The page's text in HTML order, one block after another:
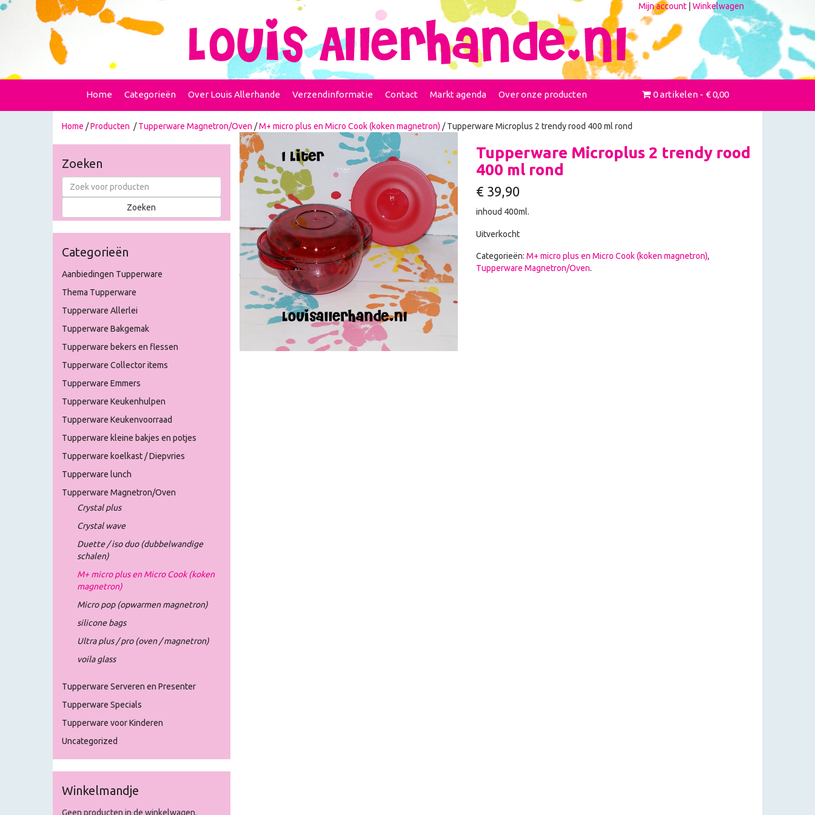
Mijn account Winkelwagen
Home Categorieën Over Louis Allerhande Verzendinformatie Contact Markt agenda Over onze producten 0 artikelen € 0,00
Home /Producten /Tupperware Magnetron/Oven /M+ micro plus en Micro Cook (koken magnetron) / Tupperware Microplus 2 trendy rood 400 ml rond
Zoeken
Categorieën
Aanbiedingen Tupperware
Thema Tupperware
Tupperware Allerlei
Tupperware Bakgemak
Tupperware bekers en flessen
Tupperware Collector items
Tupperware Emmers
Tupperware Keukenhulpen
Tupperware Keukenvoorraad
Tupperware kleine bakjes en potjes
Tupperware koelkast / Diepvries
Tupperware lunch
Tupperware Magnetron/Oven
Crystal plus
Crystal wave
Duette / iso duo (dubbelwandige
schalen)
M+ micro plus en Micro Cook (koken
magnetron)
Micro pop (opwarmen magnetron)
silicone bags
Ultra plus / pro (oven / magnetron)
voila glass
Tupperware Serveren en Presenter
Tupperware Specials
Tupperware voor Kinderen
Uncategorized
Winkelmandje
Geen producten in de winkelwagen.
Tupperware Microplus 2 trendy rood
400 ml rond
€39,90
inhoud 400ml.
Uitverkocht
Categorieën: M+ micro plus en Micro Cook (koken magnetron),
Tupperware Magnetron/Oven.